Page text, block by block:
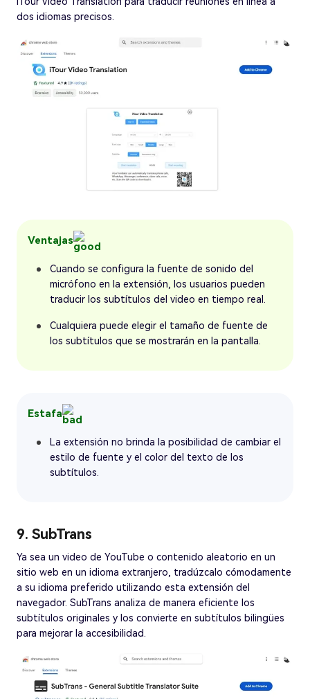
dos idiomas precisos.
Ventajas
Cuando se configura la fuente de sonido del
micrófono en la extensión, los usuarios pueden
traducir los subtítulos del video en tiempo real.
Cualquiera puede elegir el tamaño de fuente de
los subtítulos que se mostrarán en la pantalla.
Estafa
La extensión no brinda la posibilidad de cambiar el
estilo de fuente y el color del texto de los
subtítulos.
9. SubTrans
Ya sea un video de YouTube o contenido aleatorio en un
sitio web en un idioma extranjero, tradúzcalo cómodamente
a su idioma preferido utilizando esta extensión del
navegador. SubTrans analiza de manera eficiente los
subtítulos originales y los convierte en subtítulos bilingües
para mejorar la accesibilidad.